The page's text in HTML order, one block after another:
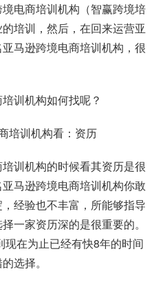
电商培训机构（智赢跨境培
培训，然后，在回来运营亚
马逊跨境电商培训机构，很
训机构如何找呢？
培训机构看：资历
训机构的时候看其资历是很
马逊跨境电商培训机构你敢
经验也不丰富，所能够指导
一家资历深的是很重要的。
在为止已经有快8年的时间
选择。